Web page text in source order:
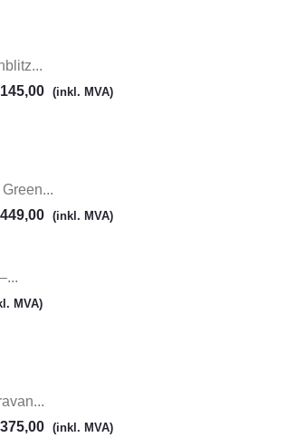
145,00 (inkl. MVA)
449,00 (inkl. MVA)
MVA)
375,00 (inkl. MVA)